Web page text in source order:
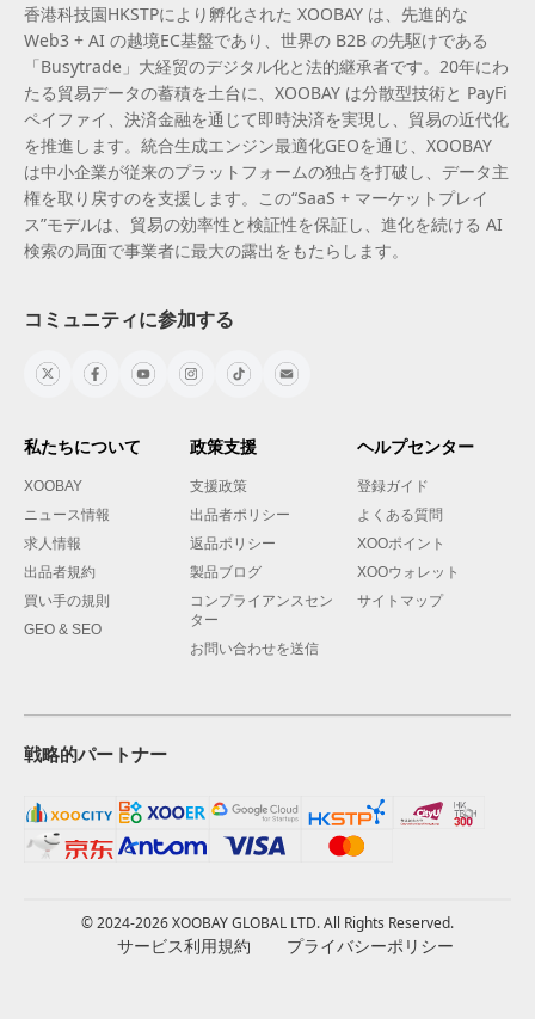
香港科技園HKSTPにより孵化された XOOBAY は、先進的な
Web3 + AI の越境EC基盤であり、世界の B2B の先駆けである
「Busytrade」大経贸のデジタル化と法的継承者です。20年にわ
たる貿易データの蓄積を土台に、XOOBAY は分散型技術と PayFi
ペイファイ、決済金融を通じて即時決済を実現し、貿易の近代化
を推進します。統合生成エンジン最適化GEOを通じ、XOOBAY
は中小企業が従来のプラットフォームの独占を打破し、データ主
権を取り戻すのを支援します。この“SaaS + マーケットプレイ
ス”モデルは、貿易の効率性と検証性を保証し、進化を続ける AI
検索の局面で事業者に最大の露出をもたらします。
コミュニティに参加する
私たちについて
XOOBAY
ニュース情報
求人情報
出品者規約
買い手の規則
GEO & SEO
政策支援
支援政策
出品者ポリシー
返品ポリシー
製品ブログ
コンプライアンスセン
ター
お問い合わせを送信
ヘルプセンター
登録ガイド
よくある質問
XOOポイント
XOOウォレット
サイトマップ
戦略的パートナー
© 2024-2026 XOOBAY GLOBAL LTD. All Rights Reserved.
サービス利用規約 プライバシーポリシー